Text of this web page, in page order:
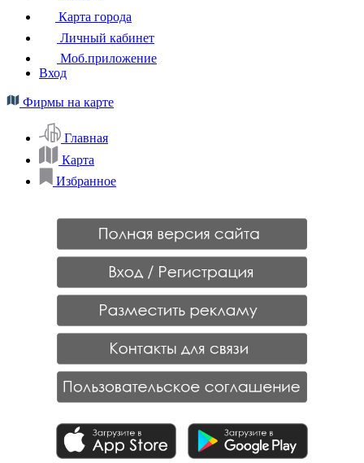
Карта города
Личный кабинет
Моб.приложение
Вход
Фирмы на карте
Главная
Карта
Избранное